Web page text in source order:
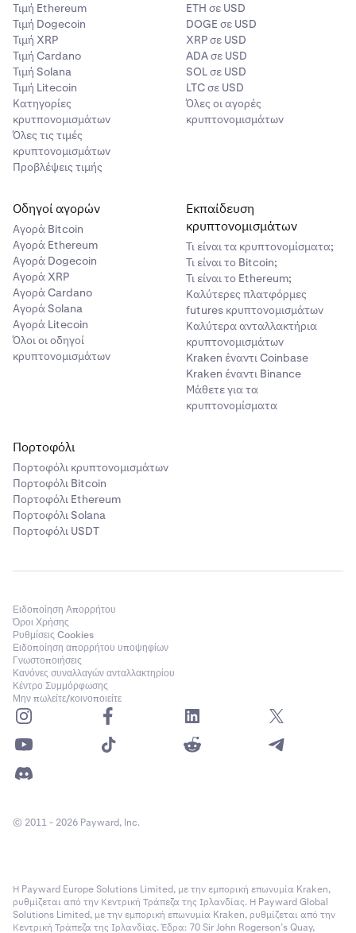
Τιμή Ethereum
Τιμή Dogecoin
Τιμή XRP
Τιμή Cardano
Τιμή Solana
Τιμή Litecoin
Κατηγορίες
κρυτπονομισμάτων
Όλες τις τιμές
κρυπτονομισμάτων
Προβλέψεις τιμής
ETH σε USD
DOGE σε USD
XRP σε USD
ADA σε USD
SOL σε USD
LTC σε USD
Όλες οι αγορές
κρυπτονομισμάτων
Οδηγοί αγορών
Αγορά Bitcoin
Αγορά Ethereum
Αγορά Dogecoin
Αγορά XRP
Αγορά Cardano
Αγορά Solana
Αγορά Litecoin
Όλοι οι οδηγοί
κρυπτονομισμάτων
Εκπαίδευση
κρυπτονομισμάτων
Τι είναι τα κρυπτονομίσματα;
Τι είναι το Bitcoin;
Τι είναι το Ethereum;
Καλύτερες πλατφόρμες
futures κρυπτονομισμάτων
Καλύτερα ανταλλακτήρια
κρυπτονομισμάτων
Kraken έναντι Coinbase
Kraken έναντι Binance
Μάθετε για τα
κρυπτονομίσματα
Πορτοφόλι
Πορτοφόλι κρυπτονομισμάτων
Πορτοφόλι Bitcoin
Πορτοφόλι Ethereum
Πορτοφόλι Solana
Πορτοφόλι USDT
Ειδοποίηση Απορρήτου
Όροι Χρήσης
Ρυθμίσεις Cookies
Ειδοποίηση απορρήτου υποψηφίων
Γνωστοποιήσεις
Κανόνες συναλλαγών ανταλλακτηρίου
Κέντρο Συμμόρφωσης
Μην πωλείτε/κοινοποιείτε
© 2011 - 2026 Payward, Inc.
Η Payward Europe Solutions Limited, με την εμπορική επωνυμία Kraken,
ρυθμίζεται από την Κεντρική Τράπεζα της Ιρλανδίας. Η Payward Global
Solutions Limited, με την εμπορική επωνυμία Kraken, ρυθμίζεται από την
Κεντρική Τράπεζα της Ιρλανδίας. Έδρα: 70 Sir John Rogerson’s Quay,